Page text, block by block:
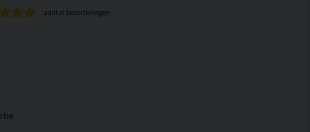
:aantal beoordelingen